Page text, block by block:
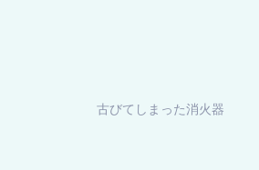
古びてしまった消火器